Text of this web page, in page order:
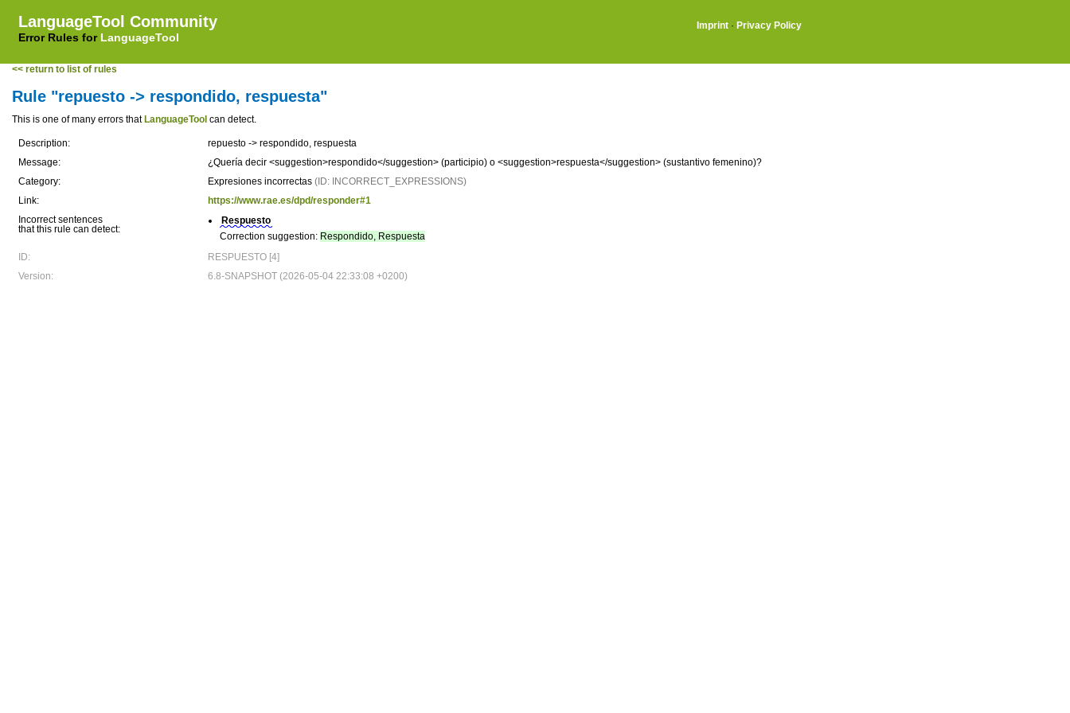
LanguageTool Community
Error Rules for LanguageTool
Imprint · Privacy Policy
<< return to list of rules
Rule "repuesto -> respondido, respuesta"
This is one of many errors that LanguageTool can detect.
Description:
repuesto -> respondido, respuesta
Message:
¿Quería decir <suggestion>respondido</suggestion> (participio) o <suggestion>respuesta</suggestion> (sustantivo femenino)?
Category:
Expresiones incorrectas (ID: INCORRECT_EXPRESSIONS)
Link:
https://www.rae.es/dpd/responder#1
Incorrect sentences
that this rule can detect:
Respuesto
Correction suggestion: Respondido, Respuesta
ID:
RESPUESTO [4]
Version:
6.8-SNAPSHOT (2026-05-04 22:33:08 +0200)